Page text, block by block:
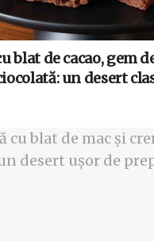
blat de cacao, gem
un desert